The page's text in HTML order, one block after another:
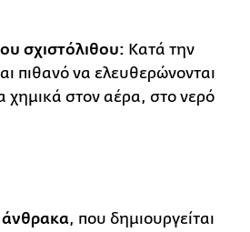
σχιστόλιθου: Κατά την
πιθανό να ελευθερώνονται
χημικά στον αέρα, στο νερό
, που δημιουργείται